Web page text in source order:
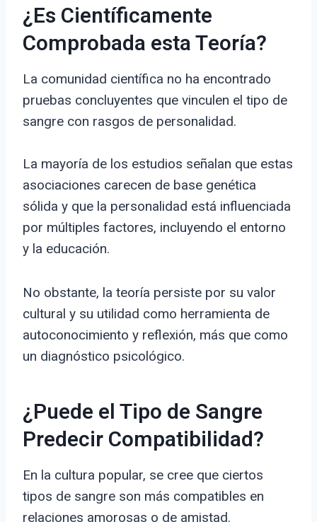
¿Es Científicamente
Comprobada esta Teoría?
La comunidad científica no ha encontrado
pruebas concluyentes que vinculen el tipo de
sangre con rasgos de personalidad.
La mayoría de los estudios señalan que estas
asociaciones carecen de base genética
sólida y que la personalidad está influenciada
por múltiples factores, incluyendo el entorno
y la educación.
No obstante, la teoría persiste por su valor
cultural y su utilidad como herramienta de
autoconocimiento y reflexión, más que como
un diagnóstico psicológico.
¿Puede el Tipo de Sangre
Predecir Compatibilidad?
En la cultura popular, se cree que ciertos
tipos de sangre son más compatibles en
relaciones amorosas o de amistad.